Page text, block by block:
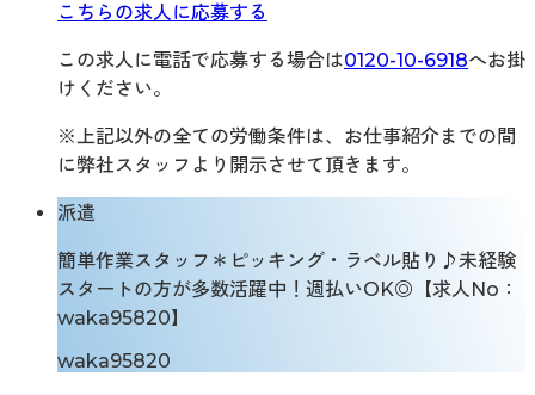
こちらの求人に応募する
この求人に電話で応募する場合は0120-10-6918へお掛
けください。
※上記以外の全ての労働条件は、お仕事紹介までの間
に弊社スタッフより開示させて頂きます。
派遣
簡単作業スタッフ＊ピッキング・ラベル貼り♪未経験
スタートの方が多数活躍中！週払いOK◎【求人No：
waka95820】
waka95820